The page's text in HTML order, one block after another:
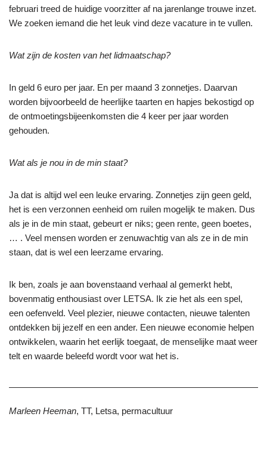
februari treed de huidige voorzitter af na jarenlange trouwe inzet.
We zoeken iemand die het leuk vind deze vacature in te vullen.
Wat zijn de kosten van het lidmaatschap?
In geld 6 euro per jaar. En per maand 3 zonnetjes. Daarvan
worden bijvoorbeeld de heerlijke taarten en hapjes bekostigd op
de ontmoetingsbijeenkomsten die 4 keer per jaar worden
gehouden.
Wat als je nou in de min staat?
Ja dat is altijd wel een leuke ervaring. Zonnetjes zijn geen geld,
het is een verzonnen eenheid om ruilen mogelijk te maken. Dus
als je in de min staat, gebeurt er niks; geen rente, geen boetes,
… . Veel mensen worden er zenuwachtig van als ze in de min
staan, dat is wel een leerzame ervaring.
Ik ben, zoals je aan bovenstaand verhaal al gemerkt hebt,
bovenmatig enthousiast over LETSA. Ik zie het als een spel,
een oefenveld. Veel plezier, nieuwe contacten, nieuwe talenten
ontdekken bij jezelf en een ander. Een nieuwe economie helpen
ontwikkelen, waarin het eerlijk toegaat, de menselijke maat weer
telt en waarde beleefd wordt voor wat het is.
Marleen Heeman, TT, Letsa, permacultuur